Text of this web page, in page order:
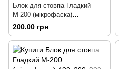
Блок для стовпа Гладкий
М-200 (мікрофаска)
400х300х200 бордовий
200.00 грн